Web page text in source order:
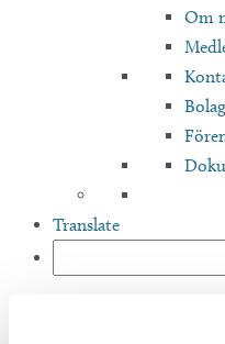
Om
Translate
Tillväxt Motala